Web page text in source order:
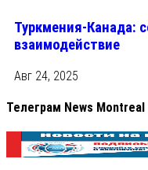
Туркмения-Канада:
взаимодействие
Авг 24, 2025
Телеграм News Montreal